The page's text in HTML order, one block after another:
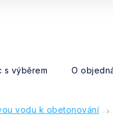
s výběrem O
vodu k obetonování